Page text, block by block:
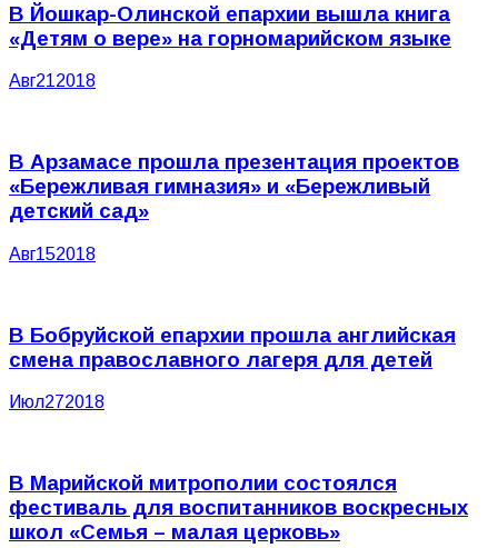
В Йошкар-Олинской епархии вышла книга
«Детям о вере» на горномарийском языке
Авг212018
В Арзамасе прошла презентация проектов
«Бережливая гимназия» и «Бережливый
детский сад»
Авг152018
В Бобруйской епархии прошла английская
смена православного лагеря для детей
Июл272018
В Марийской митрополии состоялся
фестиваль для воспитанников воскресных
школ «Семья – малая церковь»